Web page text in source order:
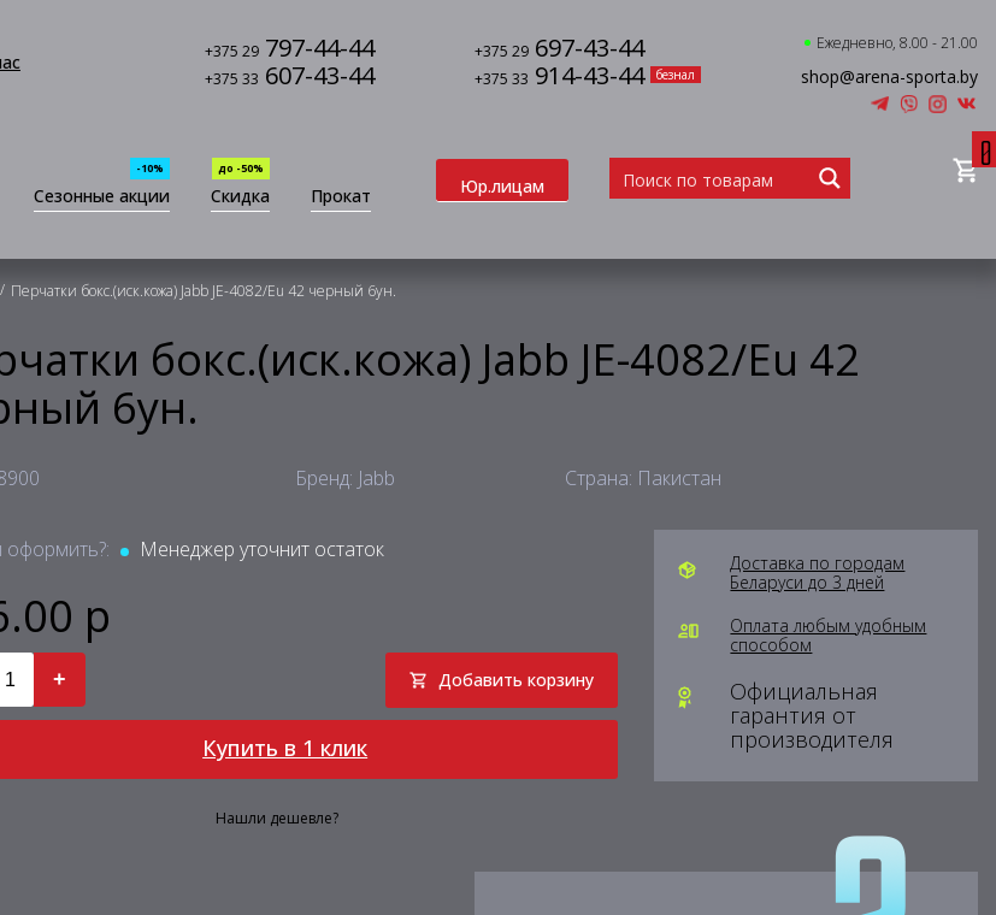
+375 29 797-44-44 +375 29 697-43-44
+375 33 607-43-44 +375 33 914-43-44 безнал
Ежедневно, 8.00 - 21.00
shop@arena-sporta.by
Сезонные акции
-10%
Скидка
до -50%
Прокат Юр.лицам
0
/ Перчатки бокс.(иск.кожа) Jabb JE-4082/Eu 42 черный 6ун.
бокс.(иск.кожа) Jabb JE-4082/Eu 42
6ун.
Бренд: Jabb Страна: Пакистан
оформить?:
Менеджер уточнит остаток
р
+ Добавить корзину
Купить в 1 клик
Нашли дешевле?
Доставка по городам
Беларуси до 3 дней
Оплата любым удобным
способом
Официальная
гарантия от
производителя